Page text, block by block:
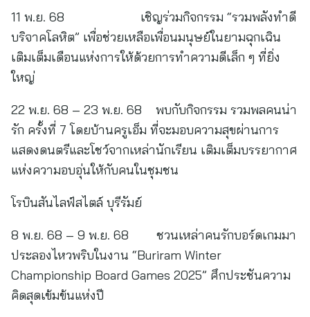
11 พ.ย. 68 เชิญร่วมกิจกรรม “รวมพลังทำดี
บริจาคโลหิต” เพื่อช่วยเหลือเพื่อนมนุษย์ในยามฉุกเฉิน
เติมเต็มเดือนแห่งการให้ด้วยการทำความดีเล็ก ๆ ที่ยิ่ง
ใหญ่
22 พ.ย. 68 – 23 พ.ย. 68 พบกับกิจกรรม รวมพลคนน่า
รัก ครั้งที่ 7 โดยบ้านครูเอ็ม ที่จะมอบความสุขผ่านการ
แสดงดนตรีและโชว์จากเหล่านักเรียน เติมเต็มบรรยากาศ
แห่งความอบอุ่นให้กับคนในชุมชน
โรบินสันไลฟ์สไตล์ บุรีรัมย์
8 พ.ย. 68 – 9 พ.ย. 68 ชวนเหล่าคนรักบอร์ดเกมมา
ประลองไหวพริบในงาน “Buriram Winter
Championship Board Games 2025” ศึกประชันความ
คิดสุดเข้มข้นแห่งปี